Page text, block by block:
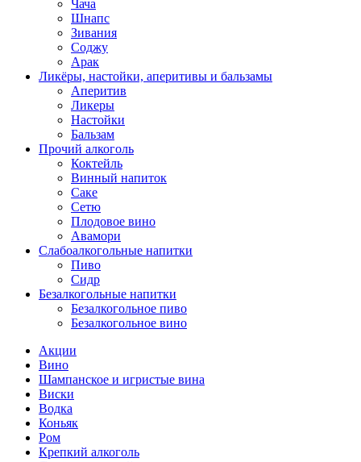
Чача
Шнапс
Зивания
Соджу
Арак
Ликёры, настойки, аперитивы и бальзамы
Аперитив
Ликеры
Настойки
Бальзам
Прочий алкоголь
Коктейль
Винный напиток
Саке
Сетю
Плодовое вино
Авамори
Слабоалкогольные напитки
Пиво
Сидр
Безалкогольные напитки
Безалкогольное пиво
Безалкогольное вино
Акции
Вино
Шампанское и игристые вина
Виски
Водка
Коньяк
Ром
Крепкий алкоголь